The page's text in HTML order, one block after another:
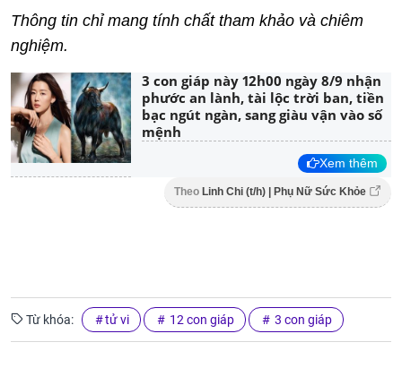
Thông tin chỉ mang tính chất tham khảo và chiêm
nghiệm.
3 con giáp này 12h00 ngày 8/9 nhận
phước an lành, tài lộc trời ban, tiền
bạc ngút ngàn, sang giàu vận vào số
mệnh
Xem thêm
Theo Linh Chi (t/h) | Phụ Nữ Sức Khỏe
Từ khóa: tử vi 12 con giáp 3 con giáp